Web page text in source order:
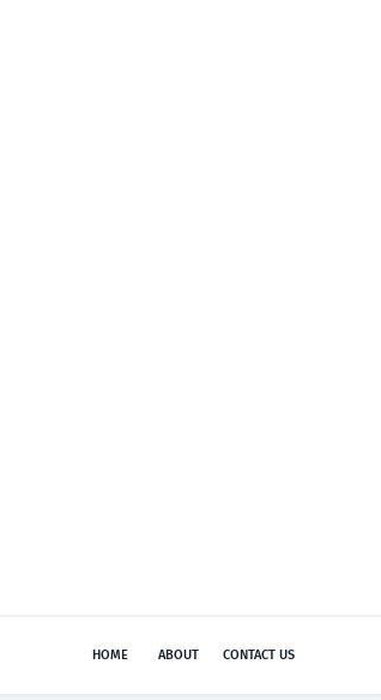
HOME ABOUT CONTACT US